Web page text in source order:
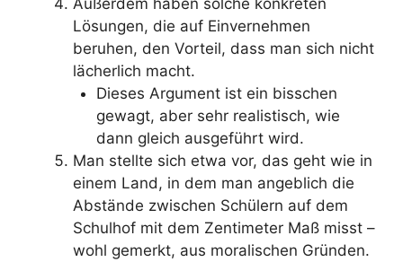
Lösungen, die auf Einvernehmen
beruhen, den Vorteil, dass man sich nicht
lächerlich macht.
Dieses Argument ist ein bisschen
gewagt, aber sehr realistisch, wie
dann gleich ausgeführt wird.
Man stellte sich etwa vor, das geht wie in
einem Land, in dem man angeblich die
Abstände zwischen Schülern auf dem
Schulhof mit dem Zentimeter Maß misst –
wohl gemerkt, aus moralischen Gründen.